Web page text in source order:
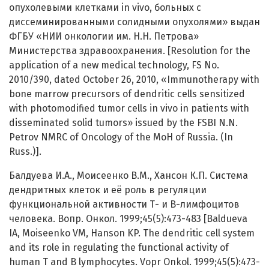
опухолевыми клетками in vivo, больных с
диссеминированными солидными опухолями» выдан
ФГБУ «НИИ онкологии им. Н.Н. Петрова»
Министерства здравоохранения. [Resolution for the
application of a new medical technology, FS No.
2010/390, dated October 26, 2010, «Immunotherapy with
bone marrow precursors of dendritic cells sensitized
with photomodified tumor cells in vivo in patients with
disseminated solid tumors» issued by the FSBI N.N.
Petrov NMRC of Oncology of the MoH of Russia. (In
Russ.)].
Балдуева И.А., Моисеенко В.М., Хансон К.П. Система
дендритных клеток и её роль в регуляции
функциональной активности Т- и В-лимфоцитов
человека. Вопр. Онкол. 1999;45(5):473-483 [Baldueva
IA, Moiseenko VM, Hanson KP. The dendritic cell system
and its role in regulating the functional activity of
human T and B lymphocytes. Vopr Onkol. 1999;45(5):473-